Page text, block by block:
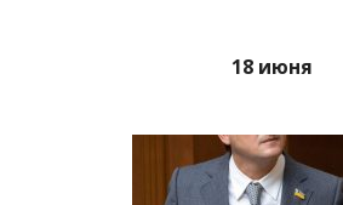
18 июня